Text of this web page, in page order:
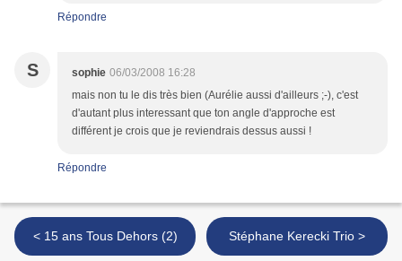
Répondre
S sophie 06/03/2008 16:28
mais non tu le dis très bien (Aurélie aussi d'ailleurs ;-), c'est
d'autant plus interessant que ton angle d'approche est
différent je crois que je reviendrais dessus aussi !
Répondre
< 15 ans Tous Dehors (2) Stéphane Kerecki Trio >